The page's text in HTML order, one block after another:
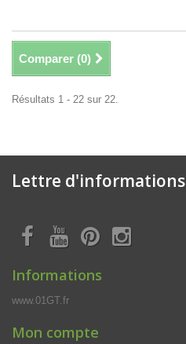
Comparer (0)
Résultats 1 - 22 sur 22.
Lettre d'informations
Informations
www.01GT.fr
Mon compte